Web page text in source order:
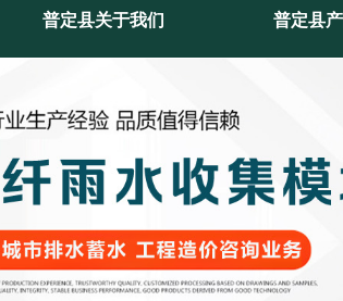
普定县关于我们 普定县